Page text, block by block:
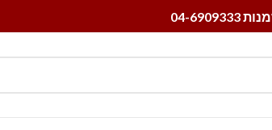
6909333